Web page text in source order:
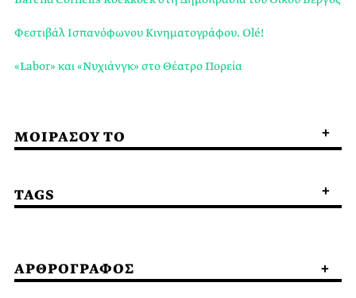
Φεστιβάλ Ισπανόφωνου Κινηματογράφου. Olé!
«Labor» και «Νυχιάνγκ» στο Θέατρο Πορεία
ΜΟΙΡΑΣΟΥ ΤΟ
TAGS
ΑΡΘΡΟΓΡΑΦΟΣ